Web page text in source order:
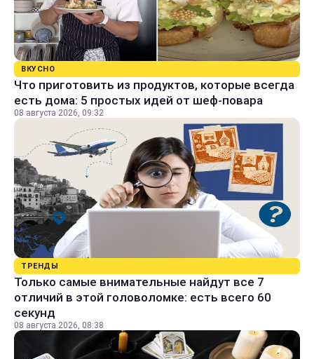
ВКУСНО
Что приготовить из продуктов, которые всегда
есть дома: 5 простых идей от шеф-повара
08 августа 2026, 09:32
ТРЕНДЫ
Только самые внимательные найдут все 7
отличий в этой головоломке: есть всего 60
секунд
08 августа 2026, 08:38